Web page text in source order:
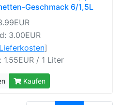
Geschmack 6/1,5L
3.00EUR
Lieferkosten]
1.55EUR / 1 Liter
Kaufen